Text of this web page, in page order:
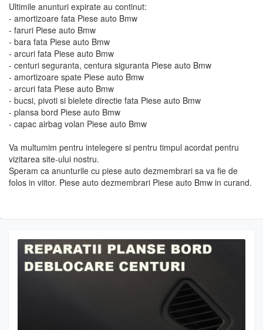
Ultimile anunturi expirate au continut:
- amortizoare fata Piese auto Bmw
- faruri Piese auto Bmw
- bara fata Piese auto Bmw
- arcuri fata Piese auto Bmw
- centuri seguranta, centura siguranta Piese auto Bmw
- amortizoare spate Piese auto Bmw
- arcuri fata Piese auto Bmw
- bucsi, pivoti si bielete directie fata Piese auto Bmw
- plansa bord Piese auto Bmw
- capac airbag volan Piese auto Bmw
Va multumim pentru intelegere si pentru timpul acordat pentru
vizitarea site-ului nostru.
Speram ca anunturile cu piese auto dezmembrari sa va fie de
folos in viitor. Piese auto dezmembrari Piese auto Bmw in curand.